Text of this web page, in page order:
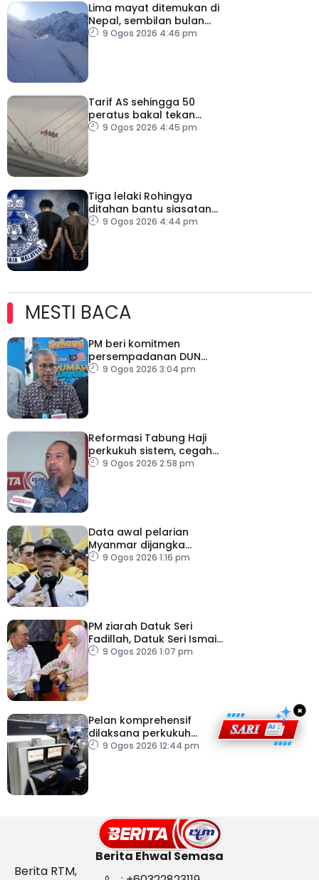
Lima mayat ditemukan di
Nepal, sembilan bulan
selepas runtuhan salji
9 Ogos 2026 4:46 pm
Tarif AS sehingga 50
peratus bakal tekan
pengguna, perniagaan
9 Ogos 2026 4:45 pm
Tiga lelaki Rohingya
ditahan bantu siasatan
rogol wanita OKU
9 Ogos 2026 4:44 pm
MESTI BACA
PM beri komitmen
persempadanan DUN
Sarawak, minta laporan
9 Ogos 2026 3:04 pm
Reformasi Tabung Haji
perkukuh sistem, cegah
kesilapan berulang
9 Ogos 2026 2:58 pm
Data awal pelarian
Myanmar dijangka
diperoleh suku keempat
9 Ogos 2026 1:16 pm
PM ziarah Datuk Seri
Fadillah, Datuk Seri Ismail
Sabri di IJN
9 Ogos 2026 1:07 pm
Pelan komprehensif
dilaksana perkukuh
keselamatan
9 Ogos 2026 12:44 pm
×
Berita Ehwal Semasa
Berita RTM,